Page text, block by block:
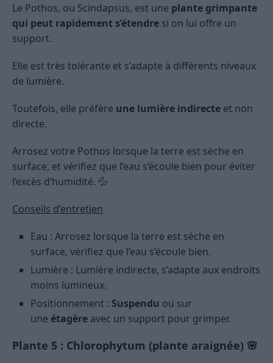
Le Pothos, ou Scindapsus, est une plante grimpante
qui peut rapidement s’étendre si on lui offre un
support.
Elle est très tolérante et s’adapte à différents niveaux
de lumière.
Toutefois, elle préfère une lumière indirecte et non
directe.
Arrosez votre Pothos lorsque la terre est sèche en
surface, et vérifiez que l’eau s’écoule bien pour éviter
l’excès d’humidité. 💦
Conseils d’entretien
Eau : Arrosez lorsque la terre est sèche en
surface, vérifiez que l’eau s’écoule bien.
Lumière : Lumière indirecte, s’adapte aux endroits
moins lumineux.
Positionnement : Suspendu ou sur
une étagère avec un support pour grimper.
Plante 5 : Chlorophytum (plante araignée) 🌸